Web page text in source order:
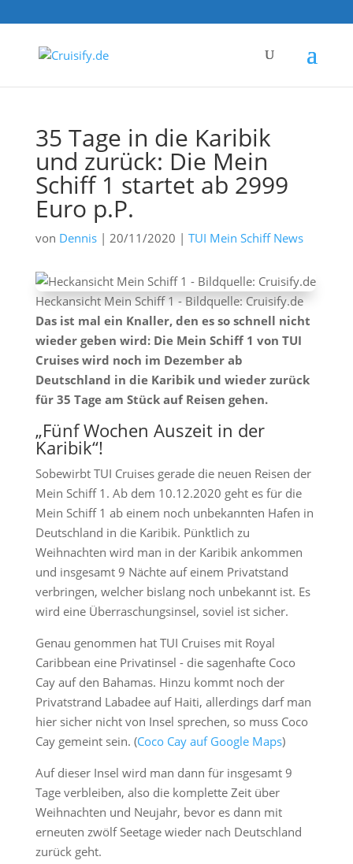
35 Tage in die Karibik
und zurück: Die Mein
Schiff 1 startet ab 2999
Euro p.P.
von Dennis| 20/11/2020 | TUI Mein Schiff News
Heckansicht Mein Schiff 1 - Bildquelle: Cruisify.de
Das ist mal ein Knaller, den es so schnell nicht
wieder geben wird: Die Mein Schiff 1 von TUI
Cruises wird noch im Dezember ab
Deutschland in die Karibik und wieder zurück
für 35 Tage am Stück auf Reisen gehen.
„Fünf Wochen Auszeit in der
Karibik“!
Sobewirbt TUI Cruises gerade die neuen Reisen der
Mein Schiff 1. Ab dem 10.12.2020 geht es für die
Mein Schiff 1 ab einem noch unbekannten Hafen in
Deutschland in die Karibik. Pünktlich zu
Weihnachten wird man in der Karibik ankommen
und insgesamt 9 Nächte auf einem Privatstand
verbringen, welcher bislang noch unbekannt ist. Es
wird eine Überraschungsinsel, soviel ist sicher.
Genau genommen hat TUI Cruises mit Royal
Caribbean eine Privatinsel - die sagenhafte Coco
Cay auf den Bahamas. Hinzu kommt noch der
Privatstrand Labadee auf Haiti, allerdings darf man
hier sicher nicht von Insel sprechen, so muss Coco
Cay gemeint sein. (Coco Cay auf Google Maps)
Auf dieser Insel wird man dann für insgesamt 9
Tage verbleiben, also die komplette Zeit über
Weihnachten und Neujahr, bevor es dann mit
erneuten zwölf Seetage wieder nach Deutschland
zurück geht.